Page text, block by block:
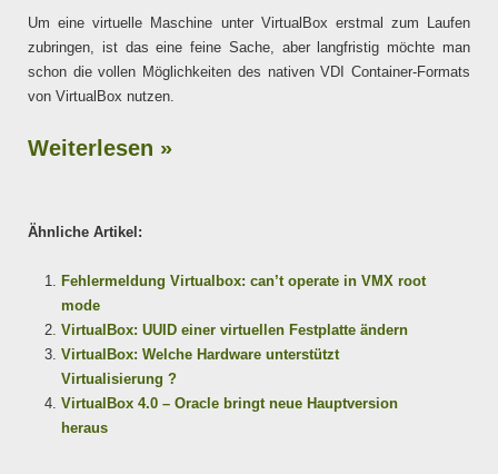
Um eine virtuelle Maschine unter VirtualBox erstmal zum Laufen
zubringen, ist das eine feine Sache, aber langfristig möchte man
schon die vollen Möglichkeiten des nativen VDI Container-Formats
von VirtualBox nutzen.
Weiterlesen »
Ähnliche Artikel:
Fehlermeldung Virtualbox: can’t operate in VMX root
mode
VirtualBox: UUID einer virtuellen Festplatte ändern
VirtualBox: Welche Hardware unterstützt
Virtualisierung ?
VirtualBox 4.0 – Oracle bringt neue Hauptversion
heraus